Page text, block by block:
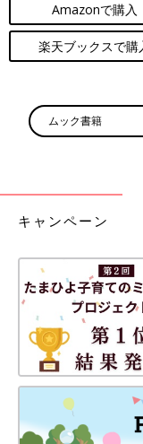
Amazonで購入
楽天ブックスで購
ムック書籍
キャンペーン